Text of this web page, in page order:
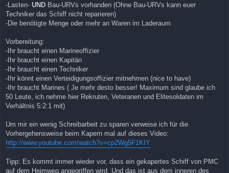
-Lasten- UND Bau-URVs vorhanden (Ohne Bau-URVs kann euer
Techniker das Schiff nicht reparieren)
-Die benötigte Menge oder mehr an Waren im Laderaum
Vorbereitung:
-Ihr braucht einen Marineoffizier
-Ihr braucht einen Kapitän
-Ihr braucht einen Techniker
-Ihr könnt einen Verteidigungsoffizier mitnehmen (nice to have)
-Ihr braucht Marines ( Je mehr desto besser! Maximum sind glaube ich
50 Leute, ich nehme hier Rekruten, Veteranen und Elitesoldaten im
Verhältnis 5:2:1 mit)
Um mir ein wenig Schreibarbeit zu sparen verweise ich für die
Vorhergehensweise beim Kapern mal auf dieses Video:
http://www.youtube.com/watch?v=cp2Wg5F1KIY
Tipp: Es kommt immer wieder vor, dass ein gekapertes Schiff von PMC
auf dem Heimweg angegriffen wird. Und das ist aus dem inneren des